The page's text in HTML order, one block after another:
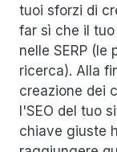
tuoi sforzi di
far sì che il
nelle SERP
ricerca). Alla
creazione dei
l'SEO del tuo
chiave giuste